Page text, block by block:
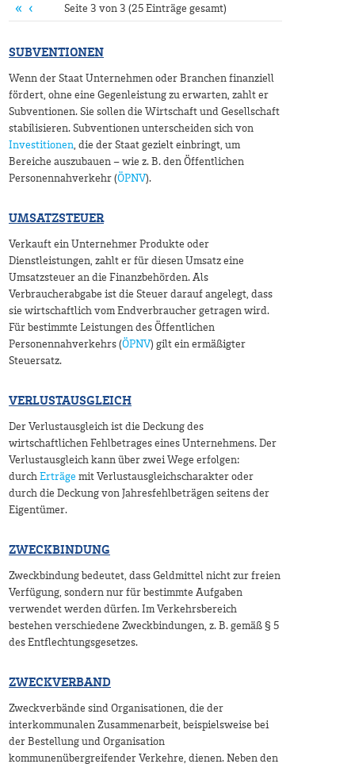
« ‹ Seite 3 von 3 (25 Einträge gesamt)
SUBVENTIONEN
Wenn der Staat Unternehmen oder Branchen finanziell
fördert, ohne eine Gegenleistung zu erwarten, zahlt er
Subventionen. Sie sollen die Wirtschaft und Gesellschaft
stabilisieren. Subventionen unterscheiden sich von
Investitionen, die der Staat gezielt einbringt, um
Bereiche auszubauen – wie z. B. den Öffentlichen
Personennahverkehr (ÖPNV).
UMSATZSTEUER
Verkauft ein Unternehmer Produkte oder
Dienstleistungen, zahlt er für diesen Umsatz eine
Umsatzsteuer an die Finanzbehörden. Als
Verbraucherabgabe ist die Steuer darauf angelegt, dass
sie wirtschaftlich vom Endverbraucher getragen wird.
Für bestimmte Leistungen des Öffentlichen
Personennahverkehrs (ÖPNV) gilt ein ermäßigter
Steuersatz.
VERLUSTAUSGLEICH
Der Verlustausgleich ist die Deckung des
wirtschaftlichen Fehlbetrages eines Unternehmens. Der
Verlustausgleich kann über zwei Wege erfolgen:
durch Erträge mit Verlustausgleichscharakter oder
durch die Deckung von Jahresfehlbeträgen seitens der
Eigentümer.
ZWECKBINDUNG
Zweckbindung bedeutet, dass Geldmittel nicht zur freien
Verfügung, sondern nur für bestimmte Aufgaben
verwendet werden dürfen. Im Verkehrsbereich
bestehen verschiedene Zweckbindungen, z. B. gemäß § 5
des Entflechtungsgesetzes.
ZWECKVERBAND
Zweckverbände sind Organisationen, die der
interkommunalen Zusammenarbeit, beispielsweise bei
der Bestellung und Organisation
kommunenübergreifender Verkehre, dienen. Neben den